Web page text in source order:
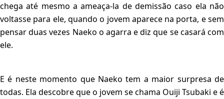
chega até mesmo a ameaça-la de demissão caso ela não
voltasse para ele, quando o jovem aparece na porta, e sem
pensar duas vezes Naeko o agarra e diz que se casará com
ele.
E é neste momento que Naeko tem a maior surpresa de
todas. Ela descobre que o jovem se chama Ouiji Tsubaki e é